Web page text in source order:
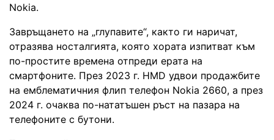
Nokia.
Завръщането на „глупавите“, както ги наричат,
отразява носталгията, която хората изпитват към
по-простите времена отпреди ерата на
смартфоните. През 2023 г. HMD удвои продажбите
на емблематичния флип телефон Nokia 2660, а през
2024 г. очаква по-нататъшен ръст на пазара на
телефоните с бутони.